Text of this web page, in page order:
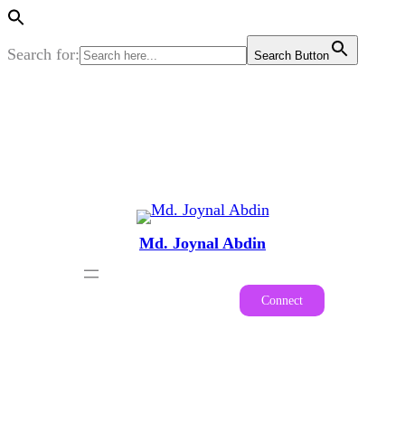
Search for: Search Button
Md. Joynal Abdin
Connect